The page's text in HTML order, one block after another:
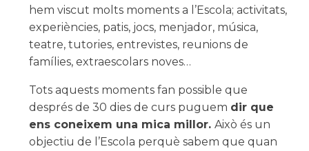
hem viscut molts moments a l’Escola; activitats,
experiències, patis, jocs, menjador, música,
teatre, tutories, entrevistes, reunions de
famílies, extraescolars noves…
Tots aquests moments fan possible que
després de 30 dies de curs puguem dir que
ens coneixem una mica millor. Això és un
objectiu de l’Escola perquè sabem que quan